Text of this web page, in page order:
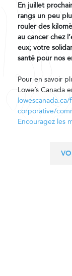
En juillet
rangs un peu
rouler des
au cancer chez
eux; votre
santé pour nos
Pour en savoir
Lowe’s Canada
corporative/
Encouragez les